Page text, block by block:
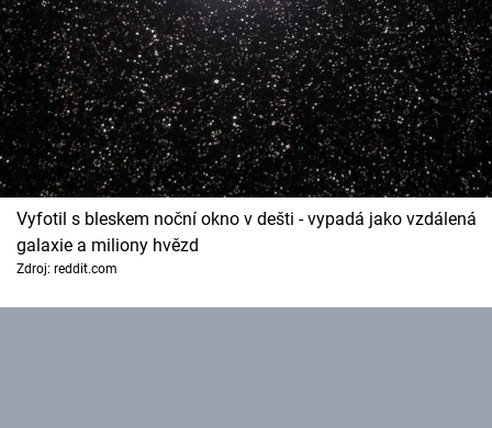
Vyfotil s bleskem noční okno v dešti - vypadá jako vzdálená
galaxie a miliony hvězd
Zdroj: reddit.com